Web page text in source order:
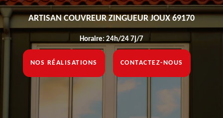
ARTISAN COUVREUR ZINGUEUR JOUX 69170
Horaire: 24h/24 7j/7
NOS RÉALISATIONS CONTACTEZ-NOUS